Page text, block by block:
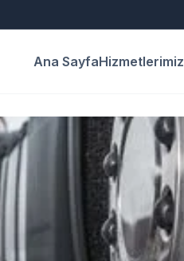
Ana SayfaHizmetlerimiz